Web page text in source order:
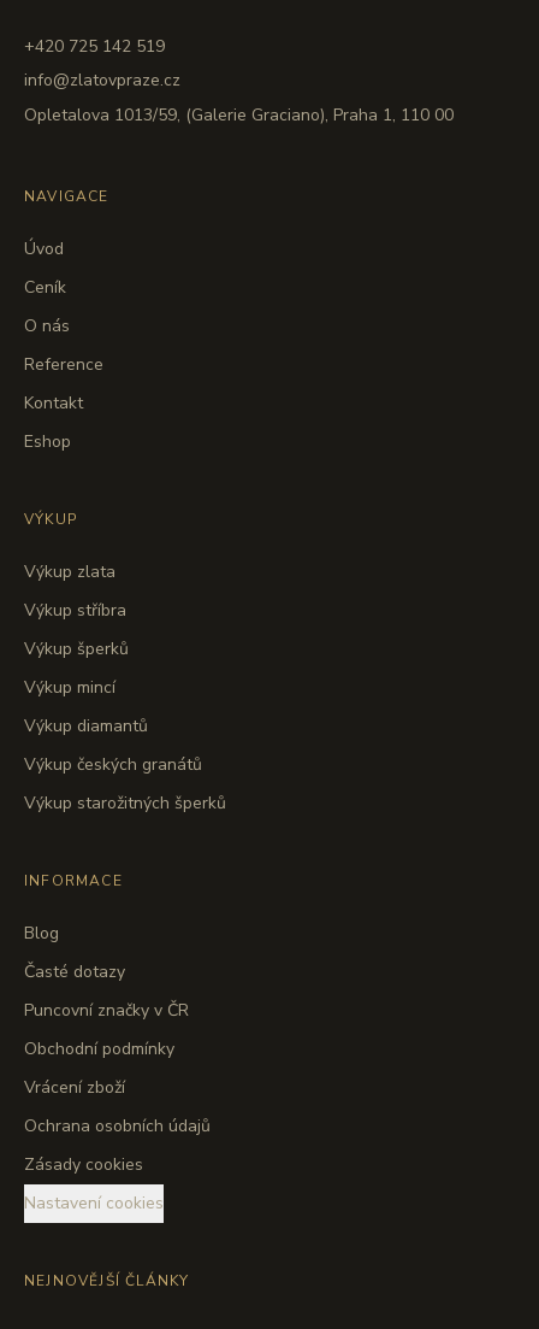
+420 725 142 519
info@zlatovpraze.cz
Opletalova 1013/59, (Galerie Graciano), Praha 1, 110 00
NAVIGACE
Úvod
Ceník
O nás
Reference
Kontakt
Eshop
VÝKUP
Výkup zlata
Výkup stříbra
Výkup šperků
Výkup mincí
Výkup diamantů
Výkup českých granátů
Výkup starožitných šperků
INFORMACE
Blog
Časté dotazy
Puncovní značky v ČR
Obchodní podmínky
Vrácení zboží
Ochrana osobních údajů
Zásady cookies
Nastavení cookies
NEJNOVĚJŠÍ ČLÁNKY